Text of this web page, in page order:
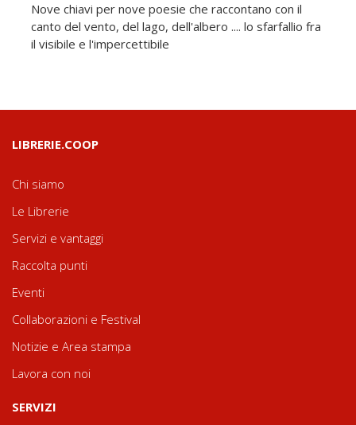
Nove chiavi per nove poesie che raccontano con il
canto del vento, del lago, dell'albero .... lo sfarfallio fra
il visibile e l'impercettibile
LIBRERIE.COOP
Chi siamo
Le Librerie
Servizi e vantaggi
Raccolta punti
Eventi
Collaborazioni e Festival
Notizie e Area stampa
Lavora con noi
SERVIZI